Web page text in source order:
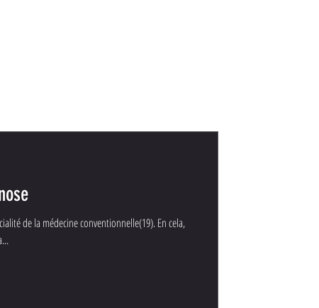
de la médecine conventionnelle(19). En cela,